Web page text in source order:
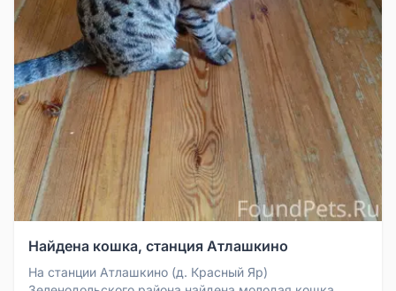
Найдена кошка, станция Атлашкино
На станции Атлашкино (д. Красный Яр)